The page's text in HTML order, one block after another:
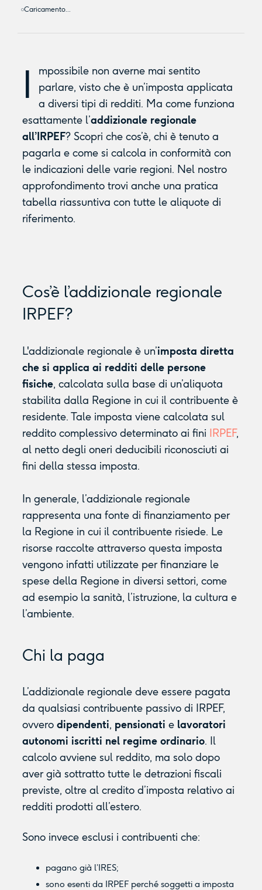
Caricamento...
I
mpossibile non averne mai sentito
parlare, visto che è un’imposta applicata
a diversi tipi di redditi. Ma come funziona
esattamente l’addizionale regionale
all’IRPEF? Scopri che cos’è, chi è tenuto a
pagarla e come si calcola in conformità con
le indicazioni delle varie regioni. Nel nostro
approfondimento trovi anche una pratica
tabella riassuntiva con tutte le aliquote di
riferimento.
Cos’è l’addizionale regionale
IRPEF?
L'addizionale regionale è un’imposta diretta
che si applica ai redditi delle persone
fisiche, calcolata sulla base di un’aliquota
stabilita dalla Regione in cui il contribuente è
residente. Tale imposta viene calcolata sul
reddito complessivo determinato ai fini
IRPEF,
al netto degli oneri deducibili riconosciuti ai
fini della stessa imposta.
In generale, l’addizionale regionale
rappresenta una fonte di finanziamento per
la Regione in cui il contribuente risiede. Le
risorse raccolte attraverso questa imposta
vengono infatti utilizzate per finanziare le
spese della Regione in diversi settori, come
ad esempio la sanità, l’istruzione, la cultura e
l’ambiente.
Chi la paga
L’addizionale regionale deve essere pagata
da qualsiasi contribuente passivo di IRPEF,
ovverodipendenti, pensionati e lavoratori
autonomi iscritti nel regime ordinario. Il
calcolo avviene sul reddito, ma solo dopo
aver già sottratto tutte le detrazioni fiscali
previste, oltre al credito d’imposta relativo ai
redditi prodotti all’estero.
Sono invece esclusi i contribuenti che:
pagano già l’IRES;
sono esenti da IRPEF perché soggetti a imposta